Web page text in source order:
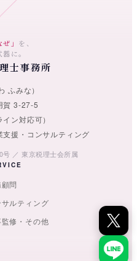
ぜ」 を、
に。
士事務所
ふみな）
賀 3-27-5
ン対応可）
支援・コンサルティング
／ 東京税理士会所属
問
サルティング
修・その他